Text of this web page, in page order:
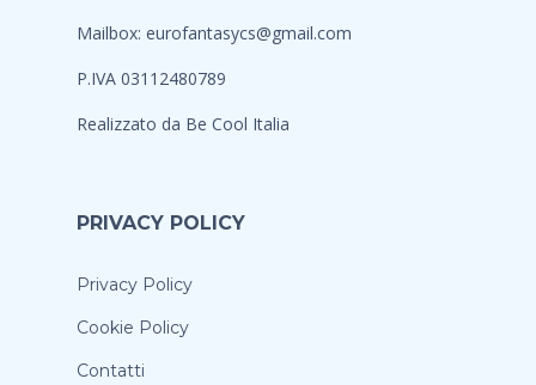
Mailbox: eurofantasycs@gmail.com
P.IVA 03112480789
Realizzato da Be Cool Italia
PRIVACY POLICY
Privacy Policy
Cookie Policy
Contatti